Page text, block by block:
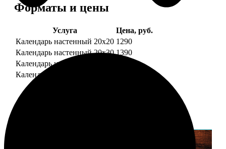
Форматы и цены
Услуга
Цена, руб.
Календарь настенный 20х20 1290
Календарь настенный 20х30 1390
Календарь настенный 30х30
Календарь настенный 30х40